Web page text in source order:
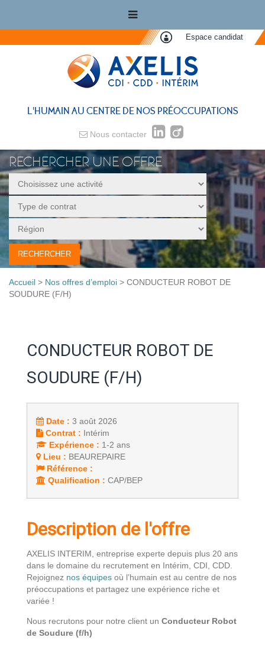
Espace candidat
L'HUMAIN AU CENTRE DE NOS PRÉOCCUPATIONS
Nous contacter
RECHERCHER UNE OFFRE
Accueil > Nos offres d’emploi > CONDUCTEUR ROBOT DE
SOUDURE (F/H)
CONDUCTEUR ROBOT DE
SOUDURE (F/H)
Date : 3 août 2026
Contrat : Intérim
Expérience : 1-2 ans
Lieu : BEAUREPAIRE
Référence :
Qualification : CAP/BEP
Description de l'offre
AXELIS INTERIM, entreprise experte depuis plus 20 ans
dans le domaine du recrutement en Intérim, CDI, CDD.
Rejoignez nos équipes où l’humain est au centre de nos
préoccupations et partagez une expérience riche et
variée !
Nous recrutons pour notre client un Conducteur Robot
de Soudure (f/h)